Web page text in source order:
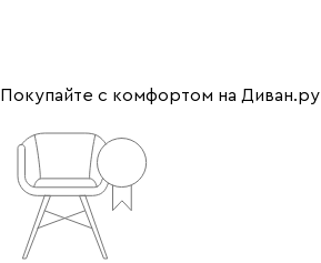
Покупайте с комфортом на Диван.ру